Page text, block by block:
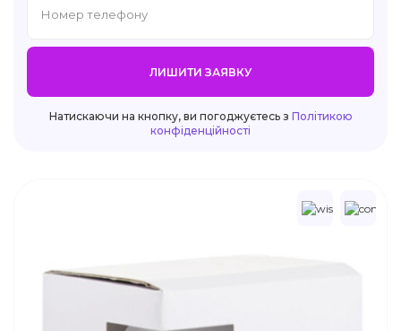
ЛИШИТИ ЗАЯВКУ
Натискаючи на кнопку, ви погоджуєтесь з Політикою
конфіденційності